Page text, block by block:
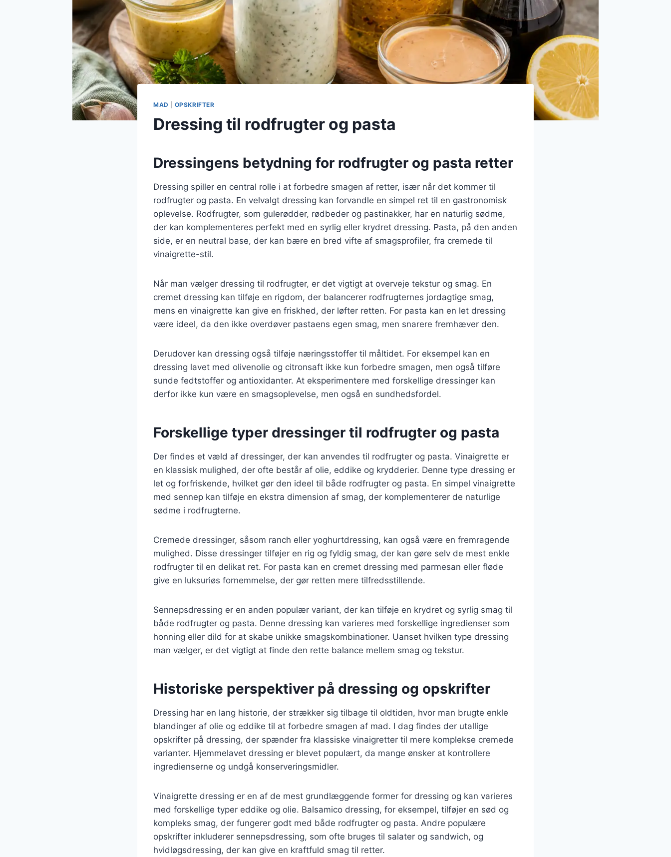
MAD OPSKRIFTER
Dressing til rodfrugter og pasta
Dressingens betydning for rodfrugter og pasta retter
Dressing spiller en central rolle i at forbedre smagen af retter, især når det kommer til
rodfrugter og pasta. En velvalgt dressing kan forvandle en simpel ret til en gastronomisk
oplevelse. Rodfrugter, som gulerødder, rødbeder og pastinakker, har en naturlig sødme,
der kan komplementeres perfekt med en syrlig eller krydret dressing. Pasta, på den anden
side, er en neutral base, der kan bære en bred vifte af smagsprofiler, fra cremede til
vinaigrette-stil.
Når man vælger dressing til rodfrugter, er det vigtigt at overveje tekstur og smag. En
cremet dressing kan tilføje en rigdom, der balancerer rodfrugternes jordagtige smag,
mens en vinaigrette kan give en friskhed, der løfter retten. For pasta kan en let dressing
være ideel, da den ikke overdøver pastaens egen smag, men snarere fremhæver den.
Derudover kan dressing også tilføje næringsstoffer til måltidet. For eksempel kan en
dressing lavet med olivenolie og citronsaft ikke kun forbedre smagen, men også tilføre
sunde fedtstoffer og antioxidanter. At eksperimentere med forskellige dressinger kan
derfor ikke kun være en smagsoplevelse, men også en sundhedsfordel.
Forskellige typer dressinger til rodfrugter og pasta
Der findes et væld af dressinger, der kan anvendes til rodfrugter og pasta. Vinaigrette er
en klassisk mulighed, der ofte består af olie, eddike og krydderier. Denne type dressing er
let og forfriskende, hvilket gør den ideel til både rodfrugter og pasta. En simpel vinaigrette
med sennep kan tilføje en ekstra dimension af smag, der komplementerer de naturlige
sødme i rodfrugterne.
Cremede dressinger, såsom ranch eller yoghurtdressing, kan også være en fremragende
mulighed. Disse dressinger tilføjer en rig og fyldig smag, der kan gøre selv de mest enkle
rodfrugter til en delikat ret. For pasta kan en cremet dressing med parmesan eller fløde
give en luksuriøs fornemmelse, der gør retten mere tilfredsstillende.
Sennepsdressing er en anden populær variant, der kan tilføje en krydret og syrlig smag til
både rodfrugter og pasta. Denne dressing kan varieres med forskellige ingredienser som
honning eller dild for at skabe unikke smagskombinationer. Uanset hvilken type dressing
man vælger, er det vigtigt at finde den rette balance mellem smag og tekstur.
Historiske perspektiver på dressing og opskrifter
Dressing har en lang historie, der strækker sig tilbage til oldtiden, hvor man brugte enkle
blandinger af olie og eddike til at forbedre smagen af mad. I dag findes der utallige
opskrifter på dressing, der spænder fra klassiske vinaigretter til mere komplekse cremede
varianter. Hjemmelavet dressing er blevet populært, da mange ønsker at kontrollere
ingredienserne og undgå konserveringsmidler.
Vinaigrette dressing er en af de mest grundlæggende former for dressing og kan varieres
med forskellige typer eddike og olie. Balsamico dressing, for eksempel, tilføjer en sød og
kompleks smag, der fungerer godt med både rodfrugter og pasta. Andre populære
opskrifter inkluderer sennepsdressing, som ofte bruges til salater og sandwich, og
hvidløgsdressing, der kan give en kraftfuld smag til retter.